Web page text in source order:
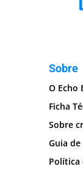
Sobre
O Echo
Ficha
Sobre
Guia
Política